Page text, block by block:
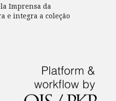
Imprensa da
e integra a coleção